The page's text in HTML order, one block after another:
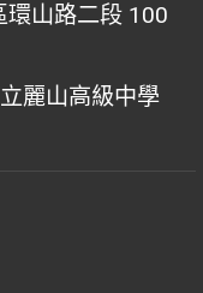
山路二段 100
麗山高級中學